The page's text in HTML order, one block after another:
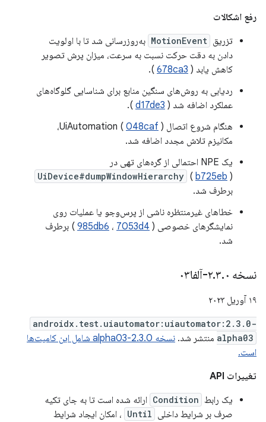
رفع اشکالات
تزریق MotionEvent به‌روزرسانی شد تا با اولویت
دادن به دقت حرکت نسبت به سرعت، میزان پرش تصویر
کاهش یابد ( 678ca3
).
ردیابی به روش‌های سنگین منابع برای شناسایی گلوگاه‌های
عملکرد اضافه شد ( d17de3
).
هنگام شروع اتصال UiAutomation (
048caf
)،
مکانیزم تلاش مجدد اضافه شد.
یک NPE احتمالی از گره‌های تهی در
UiDevice#dumpWindowHierarchy ( b725eb )
برطرف شد.
خطاهای غیرمنتظره ناشی از پرس‌وجو یا عملیات روی
نمایشگرهای خصوصی (
985db6 ، 7053d4
) برطرف
شد.
نسخه ۲ .۳.۰-آلفا۰۳
۱۹ آوریل ۲۰۲۳
androidx.test.uiautomator:uiautomator:2.3.0-
alpha03 منتشر شد.
نسخه 2.3.0-alpha03 شامل این کامیت‌ها
است.
تغییرات API
یک رابط Condition ارائه شده است تا به جای تکیه
صرف بر شرایط داخلی Until ، امکان ایجاد شرایط